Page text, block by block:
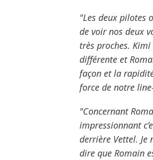
"Les deux pilotes
de voir nos deux
très proches.
différente et
façon et la
force de notre
"Concernant
impressionnant
derrière Vettel. Je
dire que Romain